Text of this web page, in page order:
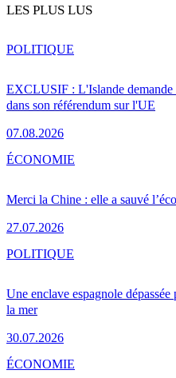
LES PLUS LUS
EXCLUSIF : L'Islande demande
dans son référendum sur l'UE
07.08.2026
POLITIQUE
Merci la Chine : elle a sauvé
27.07.2026
ÉCONOMIE
Une enclave espagnole
la mer
30.07.2026
POLITIQUE
ÉCONOMIE